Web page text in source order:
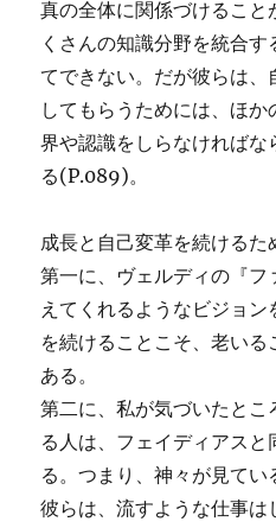
真の全体に関係づけること
くさんの知識分野を統合
てできない。だが彼らは
してもらうためには、ほ
界や認識をしらなければ
る(P.089)。
成長と自己変革を続けるた
第一に、ヴェルディの『
えてくれるようなビジョ
を続けることこそ、老い
ある。
第二に、私が気づいたと
る人は、フェイディアス
る。つまり、神々が見てい
彼らは、流すような仕事